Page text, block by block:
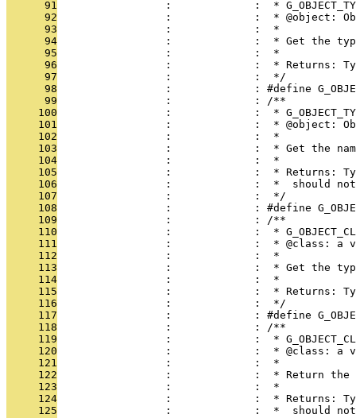
      91
:             :  *
      92
:             :  * @object:
      93
                 :             :  *
      94
:             :  * Get the
      95
                 :             :  *
      96
:             :  * Returns:
      97
                 :             :  */
      98
:             : #define
      99
                 :             : /**
     100
:             :  *
     101
:             :  * @object:
     102
                 :             :  *
     103
:             :  * Get the
     104
                 :             :  *
     105
:             :  * Returns:
     106
:             :  *  should
     107
                 :             :  */
     108
:             : #define
     109
                 :             : /**
     110
:             :  *
     111
:             :  * @class: a
     112
                 :             :  *
     113
:             :  * Get the
     114
                 :             :  *
     115
:             :  * Returns:
     116
                 :             :  */
     117
:             : #define
     118
                 :             : /**
     119
:             :  *
     120
:             :  * @class: a
     121
                 :             :  *
     122
:             :  * Return
     123
                 :             :  *
     124
:             :  * Returns:
     125
:             :  *  should